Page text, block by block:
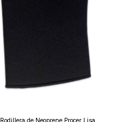
Rodillera de Neoprene Procer Lisa